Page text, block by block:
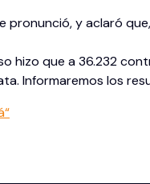
pronunció, y aclaró
hizo que a 36.232
Informaremos los
“